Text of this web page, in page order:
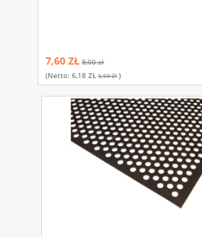
7,60 ZŁ 8,00 zł
(netto:6,18 ZŁ 6,50 Zł)